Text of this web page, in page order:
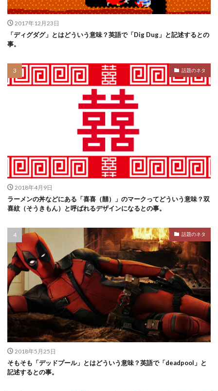
2017年12月23日
「ディグダグ」とはどういう意味？英語で「Dig Dug」と記述するとの
事。
話題のネタ
2018年4月9日
ラーメンの丼などにある「喜喜（囍）」のマークってどういう意味？双
喜紋（そうきもん）と呼ばれるデザインになるとの事。
話題のネタ
2018年5月25日
そもそも「デッドプール」とはどういう意味？英語で「deadpool」と
記述するとの事。